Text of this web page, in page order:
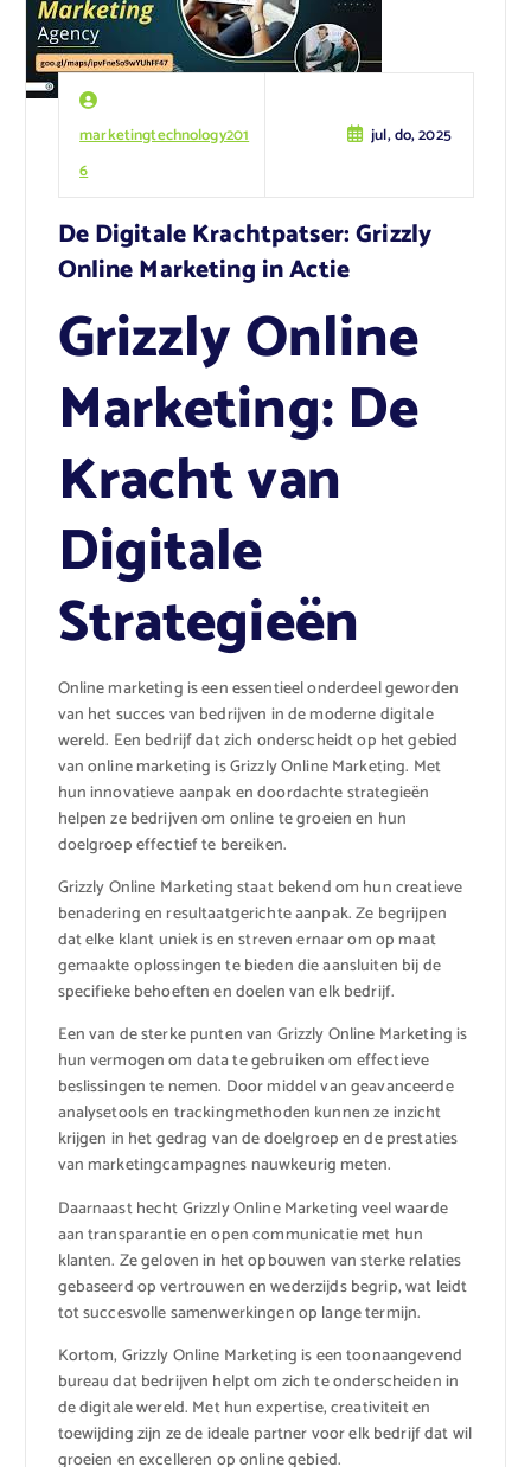
marketingtechnology201
6
jul, do, 2025
De Digitale Krachtpatser: Grizzly
Online Marketing in Actie
Grizzly Online
Marketing: De
Kracht van
Digitale
Strategieën
Online marketing is een essentieel onderdeel geworden
van het succes van bedrijven in de moderne digitale
wereld. Een bedrijf dat zich onderscheidt op het gebied
van online marketing is Grizzly Online Marketing. Met
hun innovatieve aanpak en doordachte strategieën
helpen ze bedrijven om online te groeien en hun
doelgroep effectief te bereiken.
Grizzly Online Marketing staat bekend om hun creatieve
benadering en resultaatgerichte aanpak. Ze begrijpen
dat elke klant uniek is en streven ernaar om op maat
gemaakte oplossingen te bieden die aansluiten bij de
specifieke behoeften en doelen van elk bedrijf.
Een van de sterke punten van Grizzly Online Marketing is
hun vermogen om data te gebruiken om effectieve
beslissingen te nemen. Door middel van geavanceerde
analysetools en trackingmethoden kunnen ze inzicht
krijgen in het gedrag van de doelgroep en de prestaties
van marketingcampagnes nauwkeurig meten.
Daarnaast hecht Grizzly Online Marketing veel waarde
aan transparantie en open communicatie met hun
klanten. Ze geloven in het opbouwen van sterke relaties
gebaseerd op vertrouwen en wederzijds begrip, wat leidt
tot succesvolle samenwerkingen op lange termijn.
Kortom, Grizzly Online Marketing is een toonaangevend
bureau dat bedrijven helpt om zich te onderscheiden in
de digitale wereld. Met hun expertise, creativiteit en
toewijding zijn ze de ideale partner voor elk bedrijf dat wil
groeien en excelleren op online gebied.